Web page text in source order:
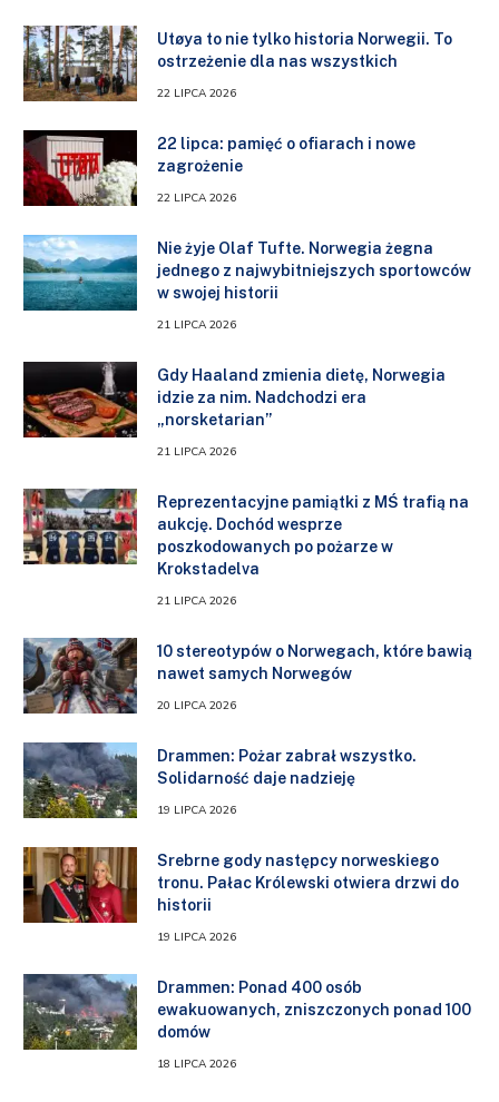
Utøya to nie tylko historia Norwegii. To
ostrzeżenie dla nas wszystkich
22 LIPCA 2026
22 lipca: pamięć o ofiarach i nowe
zagrożenie
22 LIPCA 2026
Nie żyje Olaf Tufte. Norwegia żegna
jednego z najwybitniejszych sportowców
w swojej historii
21 LIPCA 2026
Gdy Haaland zmienia dietę, Norwegia
idzie za nim. Nadchodzi era
„norsketarian”
21 LIPCA 2026
Reprezentacyjne pamiątki z MŚ trafią na
aukcję. Dochód wesprze
poszkodowanych po pożarze w
Krokstadelva
21 LIPCA 2026
10 stereotypów o Norwegach, które bawią
nawet samych Norwegów
20 LIPCA 2026
Drammen: Pożar zabrał wszystko.
Solidarność daje nadzieję
19 LIPCA 2026
Srebrne gody następcy norweskiego
tronu. Pałac Królewski otwiera drzwi do
historii
19 LIPCA 2026
Drammen: Ponad 400 osób
ewakuowanych, zniszczonych ponad 100
domów
18 LIPCA 2026